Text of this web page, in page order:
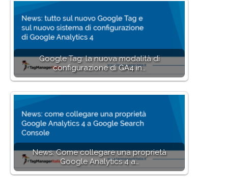
Google Tag: la nuova modalità di
configurazione di GA4 in…
News: Come collegare una proprietà
Google Analytics 4 a…